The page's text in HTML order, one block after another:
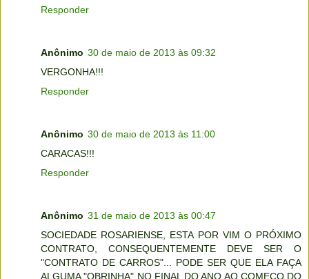
Responder
Anônimo 30 de maio de 2013 às 09:32
VERGONHA!!!
Responder
Anônimo 30 de maio de 2013 às 11:00
CARACAS!!!
Responder
Anônimo 31 de maio de 2013 às 00:47
SOCIEDADE ROSARIENSE, ESTA POR VIM O PRÓXIMO
CONTRATO, CONSEQUENTEMENTE DEVE SER O
"CONTRATO DE CARROS"... PODE SER QUE ELA FAÇA
ALGUMA "OBRINHA" NO FINAL DO ANO AO COMEÇO DO